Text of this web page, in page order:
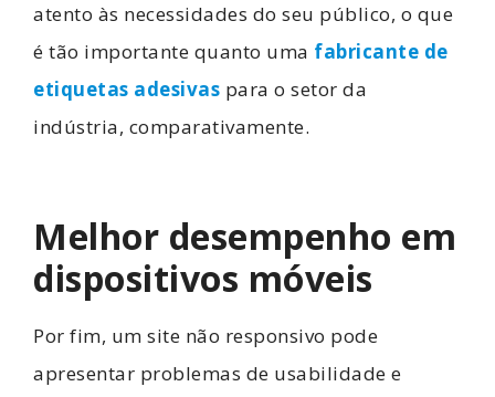
atento às necessidades do seu público, o que
é tão importante quanto uma fabricante de
etiquetas adesivas para o setor da
indústria, comparativamente.
Melhor desempenho em
dispositivos móveis
Por fim, um site não responsivo pode
apresentar problemas de usabilidade e